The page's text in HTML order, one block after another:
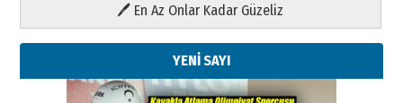
🖊 En Az Onlar Kadar Güzeliz
YENİ SAYI